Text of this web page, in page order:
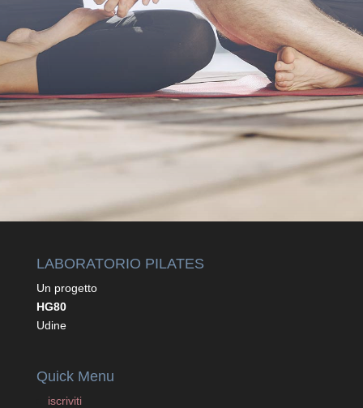
4 + 4= INVIA
LABORATORIO PILATES
Un progetto
HG80
Udine
Quick Menu
iscriviti